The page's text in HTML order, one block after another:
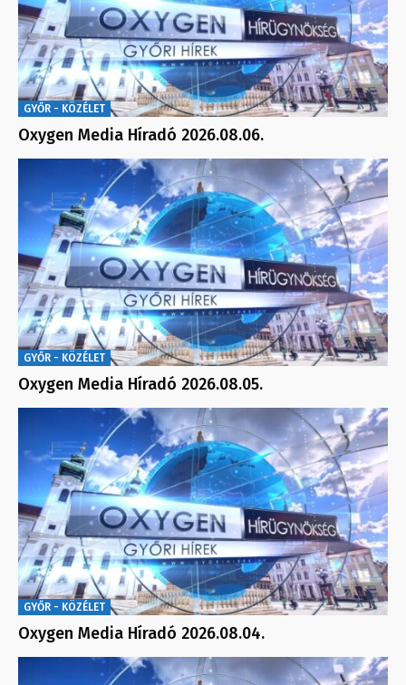
GYŐR - KÖZÉLET
Oxygen Media Híradó 2026.08.06.
GYŐR - KÖZÉLET
Oxygen Media Híradó 2026.08.05.
GYŐR - KÖZÉLET
Oxygen Media Híradó 2026.08.04.